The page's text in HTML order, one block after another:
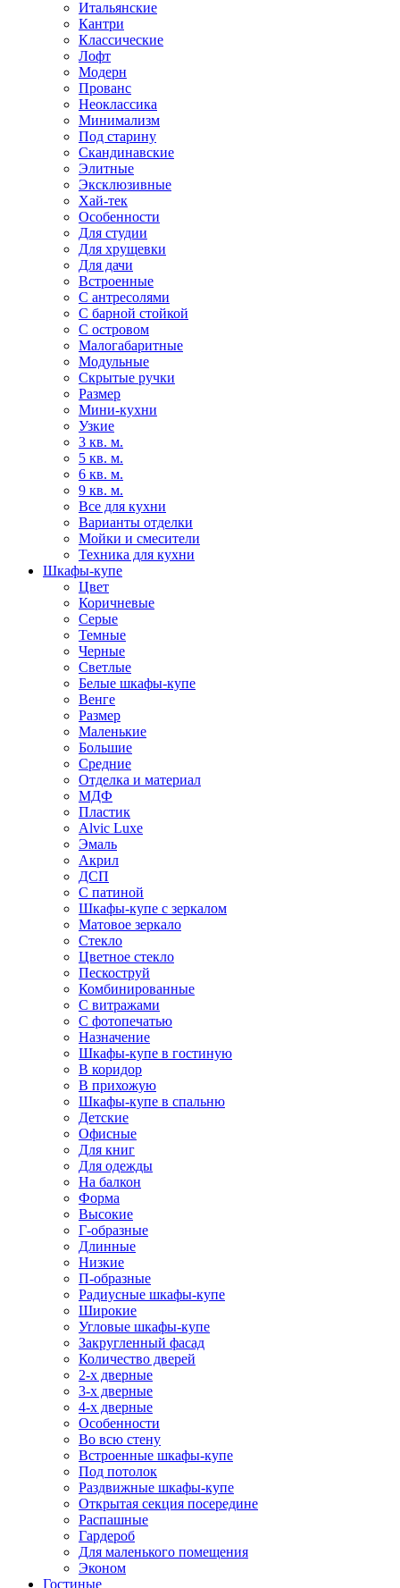
Итальянские
Кантри
Классические
Лофт
Модерн
Прованс
Неоклассика
Минимализм
Под старину
Скандинавские
Элитные
Эксклюзивные
Хай-тек
Особенности
Для студии
Для хрущевки
Для дачи
Встроенные
С антресолями
С барной стойкой
С островом
Малогабаритные
Модульные
Скрытые ручки
Размер
Мини-кухни
Узкие
3 кв. м.
5 кв. м.
6 кв. м.
9 кв. м.
Все для кухни
Варианты отделки
Мойки и смесители
Техника для кухни
Шкафы-купе
Цвет
Коричневые
Серые
Темные
Черные
Светлые
Белые шкафы-купе
Венге
Размер
Маленькие
Большие
Средние
Отделка и материал
МДФ
Пластик
Alvic Luxe
Эмаль
Акрил
ДСП
С патиной
Шкафы-купе с зеркалом
Матовое зеркало
Стекло
Цветное стекло
Пескоструй
Комбинированные
С витражами
С фотопечатью
Назначение
Шкафы-купе в гостиную
В коридор
В прихожую
Шкафы-купе в спальню
Детские
Офисные
Для книг
Для одежды
На балкон
Форма
Высокие
Г-образные
Длинные
Низкие
П-образные
Радиусные шкафы-купе
Широкие
Угловые шкафы-купе
Закругленный фасад
Количество дверей
2-х дверные
3-х дверные
4-х дверные
Особенности
Во всю стену
Встроенные шкафы-купе
Под потолок
Раздвижные шкафы-купе
Открытая секция посередине
Распашные
Гардероб
Для маленького помещения
Эконом
Гостиные